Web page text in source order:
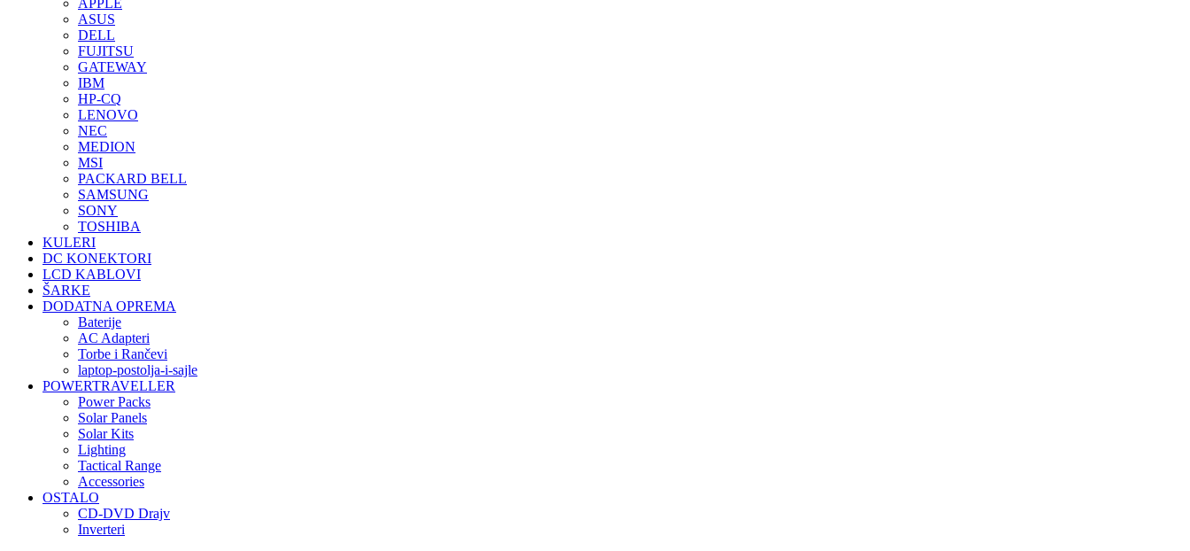
APPLE
ASUS
DELL
FUJITSU
GATEWAY
IBM
HP-CQ
LENOVO
NEC
MEDION
MSI
PACKARD BELL
SAMSUNG
SONY
TOSHIBA
KULERI
DC KONEKTORI
LCD KABLOVI
ŠARKE
DODATNA OPREMA
Baterije
AC Adapteri
Torbe i Rančevi
laptop-postolja-i-sajle
POWERTRAVELLER
Power Packs
Solar Panels
Solar Kits
Lighting
Tactical Range
Accessories
OSTALO
CD-DVD Drajv
Inverteri